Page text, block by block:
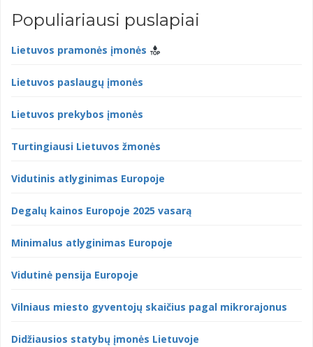
Populiariausi puslapiai
Lietuvos pramonės įmonės
Lietuvos paslaugų įmonės
Lietuvos prekybos įmonės
Turtingiausi Lietuvos žmonės
Vidutinis atlyginimas Europoje
Degalų kainos Europoje 2025 vasarą
Minimalus atlyginimas Europoje
Vidutinė pensija Europoje
Vilniaus miesto gyventojų skaičius pagal mikrorajonus
Didžiausios statybų įmonės Lietuvoje